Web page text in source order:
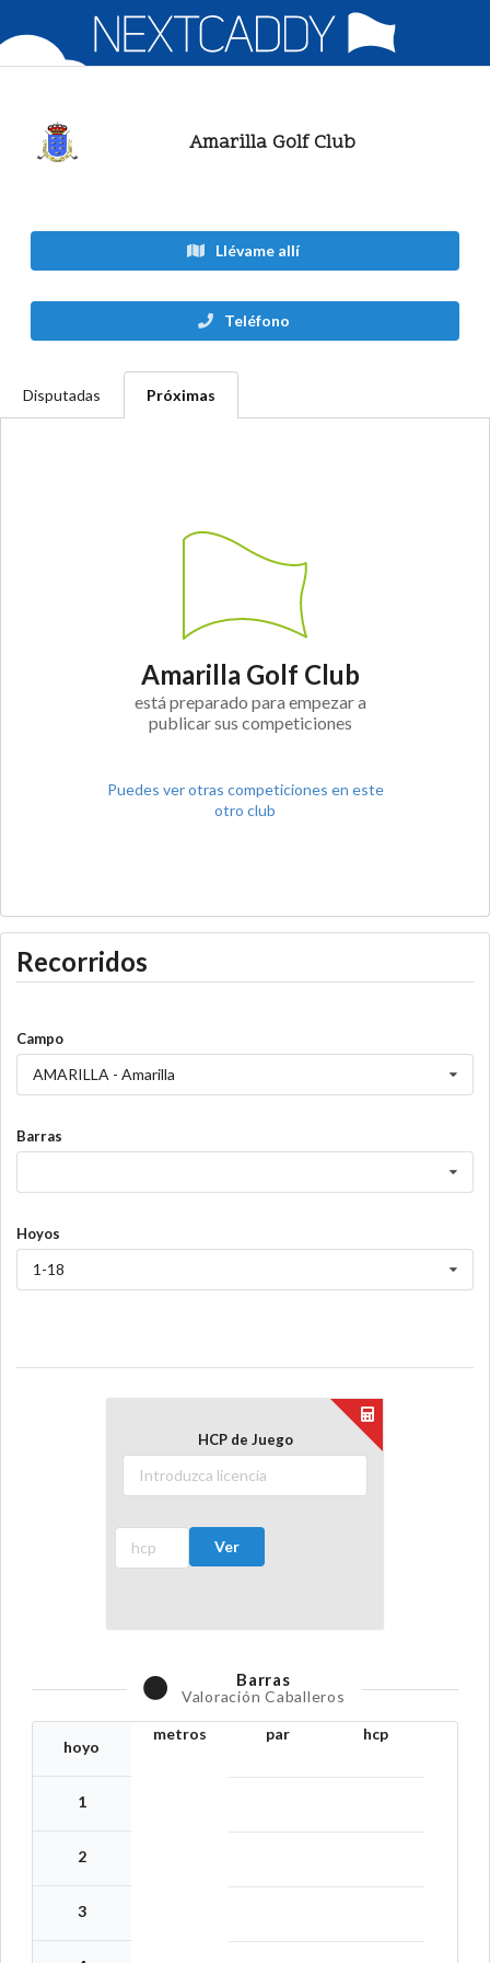
Amarilla Golf Club
Llévame allí
Teléfono
Disputadas Próximas
Amarilla Golf Club
está preparado para empezar a
publicar sus competiciones
Puedes ver otras competiciones en este
otro club
Recorridos
Campo
AMARILLA - Amarilla
Barras
Hoyos
1-18
HCP de Juego
Ver
Barras
Valoración Caballeros
hoyo
1
2
3
metros par hcp